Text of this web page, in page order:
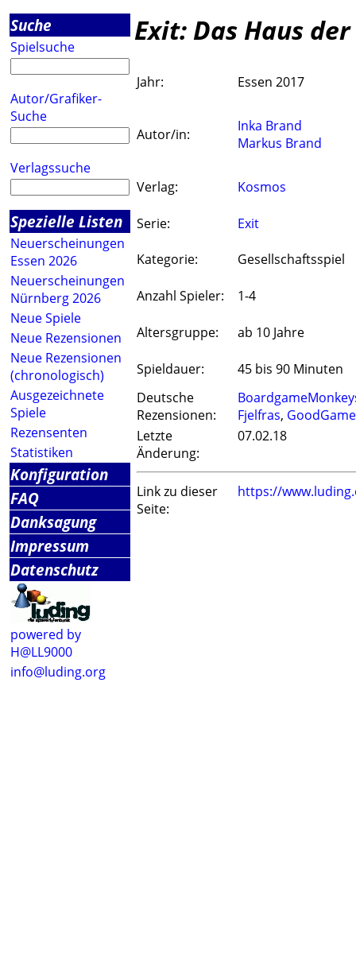
Suche
Spielsuche
Autor/Grafiker-
Suche
Verlagssuche
Spezielle Listen
Neuerscheinungen
Essen 2026
Neuerscheinungen
Nürnberg 2026
Neue Spiele
Neue Rezensionen
Neue Rezensionen
(chronologisch)
Ausgezeichnete
Spiele
Rezensenten
Statistiken
Konfiguration
FAQ
Danksagung
Impressum
Datenschutz
powered by
H@LL9000
info@luding.org
Exit: Das Haus
Jahr: Essen 2017
Autor/in:
Inka Brand
Markus Brand
Verlag: Kosmos
Serie: Exit
Kategorie: Gesellschaftsspiel
Anzahl Spieler: 1-4
Altersgruppe: ab 10 Jahre
Spieldauer:
45 bis 90 Minuten
Deutsche
Rezensionen:
Fjelfras,
Letzte
Änderung:
07.02.18
Link zu dieser
Seite:
https://